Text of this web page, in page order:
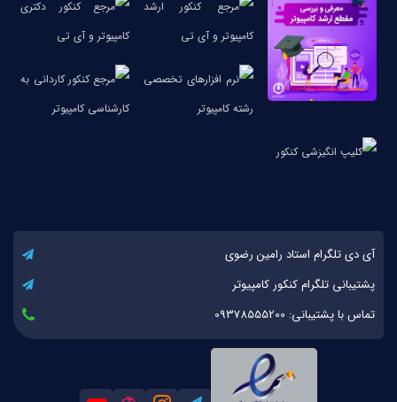
آی دی تلگرام استاد رامین رضوی
پشتیبانی تلگرام کنکور کامپیوتر
تماس با پشتیبانی: 09378555200